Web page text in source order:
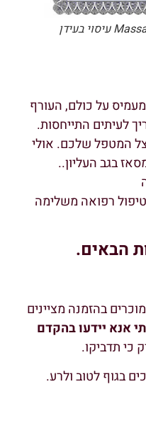
Massage in a Time of COVID-19 עיסוי בעידן
על כולם, העורף
לעיתים התייחסות.
המטפל שלכם. אולי
בגב העליון..
רפואה משלימה
הבאים.
בהזמנה מציינים
אנא יידעו בהקדם
כי תדביקו.
בגוף לטוב ולרע.